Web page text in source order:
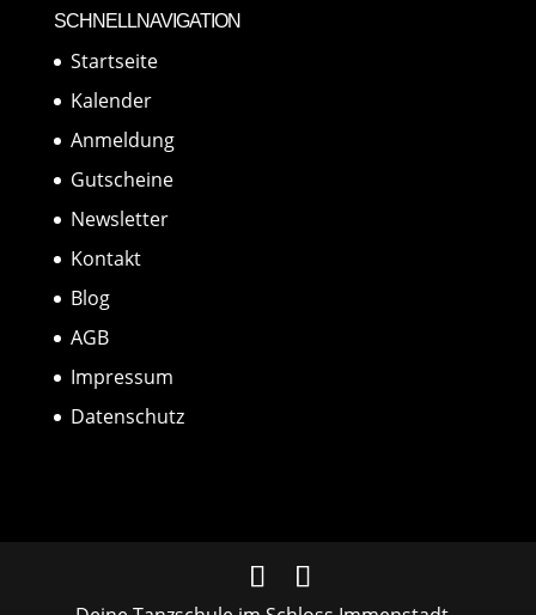
SCHNELLNAVIGATION
Startseite
Kalender
Anmeldung
Gutscheine
Newsletter
Kontakt
Blog
AGB
Impressum
Datenschutz